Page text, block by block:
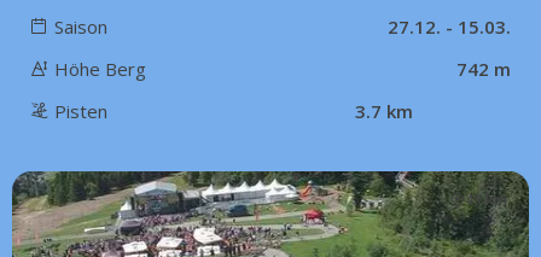
Saison
27.12. - 15.03.
Höhe Berg
742 m
Pisten
3.7 km
49 km